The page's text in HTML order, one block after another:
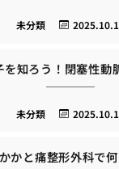
未分類
を知ろう！閉塞性動
未分類
かと痛整形外科で